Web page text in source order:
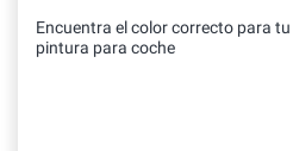
Encuentra el color correcto para
pintura para coche